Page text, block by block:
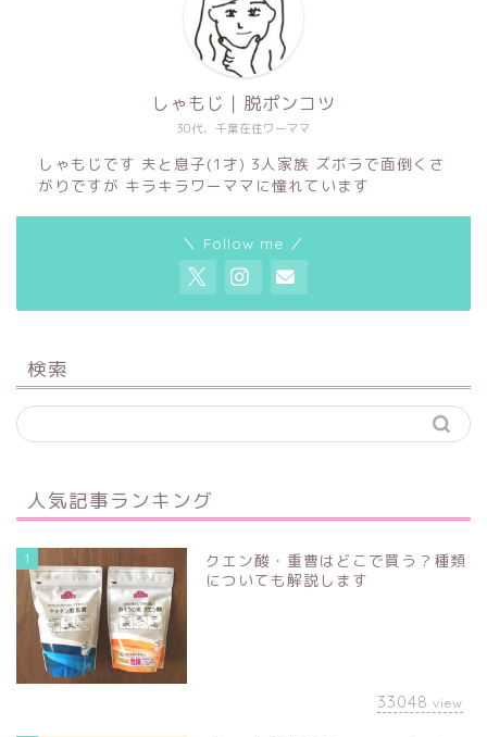
30代、千葉在住ワーママ
しゃもじ｜脱ポンコツ
しゃもじです 夫と息子(1才) 3人家族 ズボラで面倒くさ
がりですが キラキラワーママに憧れています
＼ Follow me ／
検索
人気記事ランキング
1
クエン酸・重曹はどこで買う？種類
についても解説します
33048 view